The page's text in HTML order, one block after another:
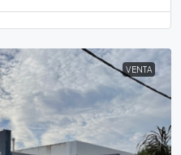
VENTA